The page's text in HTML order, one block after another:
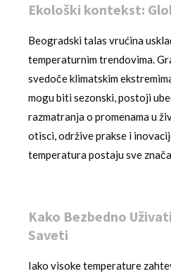
Ekološki kontekst:
Beogradski talas vrućina
temperaturnim trendovima.
svedoče klimatskim
mogu biti sezonski, postoji
razmatranja o promenama u
otisci, održive prakse i
temperatura postaju sve
Kako Bezbedno
Saveti
Iako visoke temperature